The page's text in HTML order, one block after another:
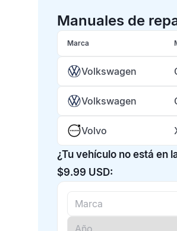
Manuales de
Marca
Volkswagen
Volkswagen
Volvo
¿Tu vehículo no está en
$9.99 USD: